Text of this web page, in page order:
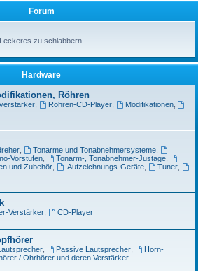
Forum
zu schlabbern...
Hardware
Röhren
, Röhren-CD-Player, Modifikationen,
, Tonarme und Tonabnehmersysteme,
Vorstufen
Tonarm-, Tonabnehmer-Justage,
und Zubehör
Aufzeichnungs-Geräte, Tuner,
Verstärker,
CD-Player
, Passive Lautsprecher,
Horn-
/ Ohrhörer und deren Verstärker